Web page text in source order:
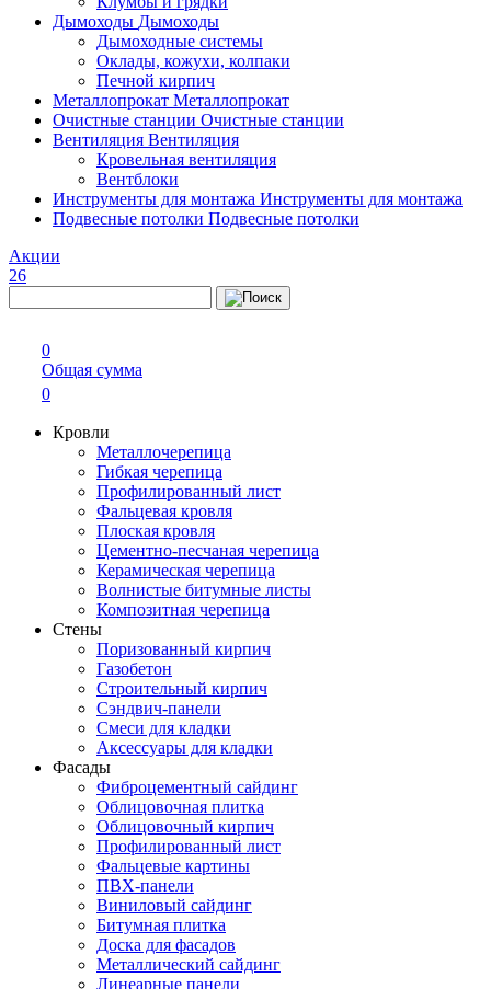
Дымоходы Дымоходы
Дымоходные системы
Оклады, кожухи, колпаки
Печной кирпич
Металлопрокат Металлопрокат
Очистные станции Очистные станции
Вентиляция Вентиляция
Кровельная вентиляция
Вентблоки
Инструменты для монтажа Инструменты для монтажа
Подвесные потолки Подвесные потолки
Акции
26
0
Общая сумма
0
Кровли
Металлочерепица
Гибкая черепица
Профилированный лист
Фальцевая кровля
Плоская кровля
Цементно-песчаная черепица
Керамическая черепица
Волнистые битумные листы
Композитная черепица
Стены
Поризованный кирпич
Газобетон
Строительный кирпич
Сэндвич-панели
Смеси для кладки
Аксессуары для кладки
Фасады
Фиброцементный сайдинг
Облицовочная плитка
Облицовочный кирпич
Профилированный лист
Фальцевые картины
ПВХ-панели
Виниловый сайдинг
Битумная плитка
Доска для фасадов
Металлический сайдинг
Линеарные панели